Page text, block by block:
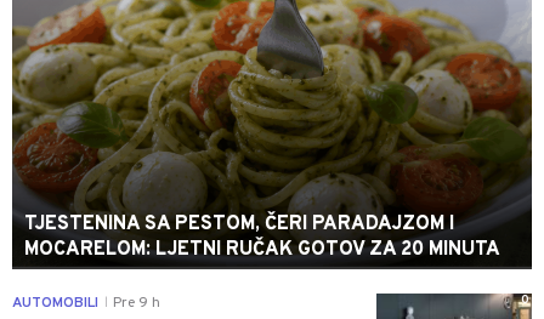
TJESTENINA SA PESTOM, ČERI PARADAJZOM I
MOCARELOM: LJETNI RUČAK GOTOV ZA 20 MINUTA
0
AUTOMOBILI Pre 9 h